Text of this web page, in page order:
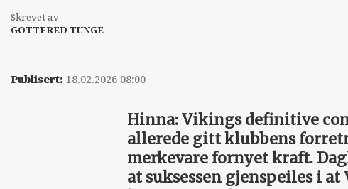
Skrevet av
GOTTFRED TUNGE
Publisert: 18.02.2026 08:00
Hinna: Vikings definitive
allerede gitt klubbens
merkevare fornyet kraft.
at ­suksessen gjenspeiles i